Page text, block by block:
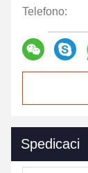
Telefono:
Spedicaci